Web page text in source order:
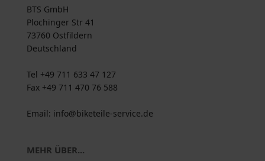
BTS GmbH
Plochinger Str 41
73760 Ostfildern
Deutschland
Tel +49 711 633 47 127
Fax +49 711 470 76 588
Email: info@biketeile-service.de
MEHR ÜBER...